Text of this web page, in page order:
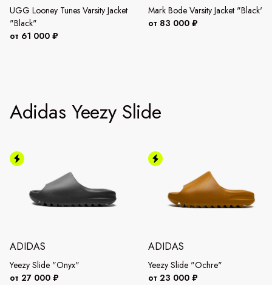
UGG Looney Tunes Varsity Jacket
"Black"
от 61 000 ₽
Mark Bode Varsity Jacket "Black"
от 83 000 ₽
Adidas Yeezy Slide
ADIDAS
Yeezy Slide "Onyx"
от 27 000 ₽
ADIDAS
Yeezy Slide "Ochre"
от 23 000 ₽